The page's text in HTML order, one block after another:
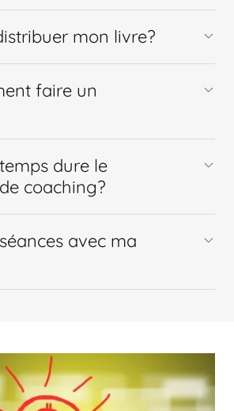
mon livre?
faire un
dure le
coaching?
avec ma